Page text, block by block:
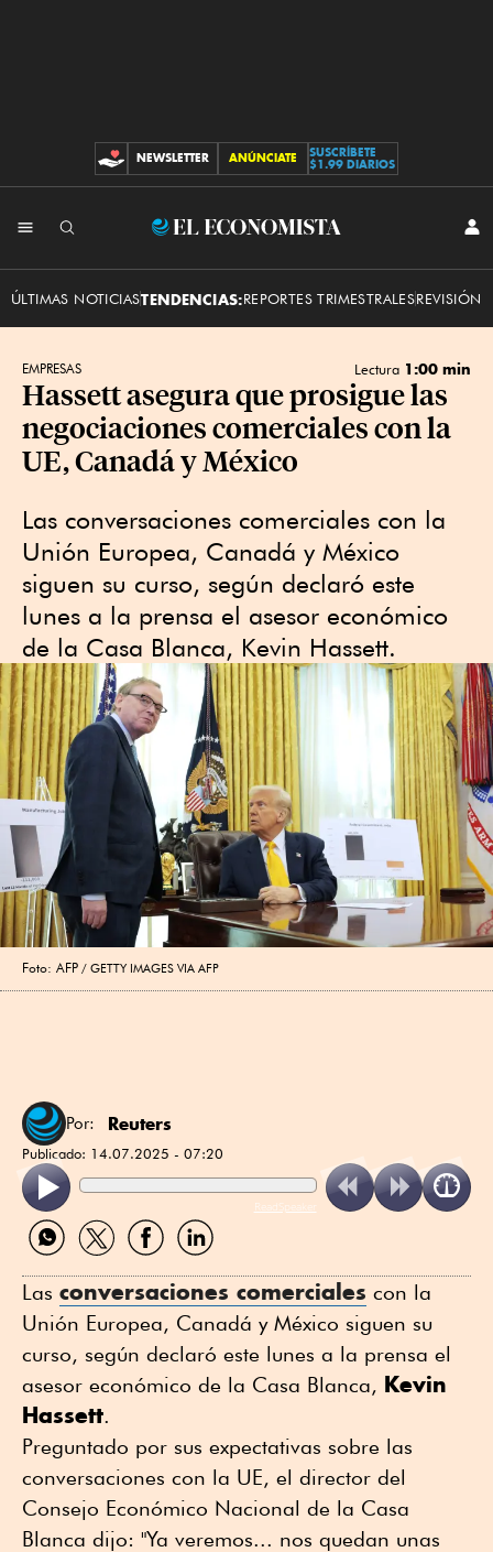
CONTRIBUCIONES
NEWSLETTER ANÚNCIATE
SUSCRÍBETE
$1.99 DIARIOS
El
ÚLTIMAS NOTICIASTENDENCIAS:REPORTES TRIMESTRALESREVISIÓN
EMPRESAS Lectura 1:00 min
Hassett asegura que prosigue las
negociaciones comerciales con la
UE, Canadá y México
Las conversaciones comerciales con la
Unión Europea, Canadá y México
siguen su curso, según declaró este
lunes a la prensa el asesor económico
de la Casa Blanca, Kevin Hassett.
Foto: AFP GETTY IMAGES VIA AFP
Por: Reuters
Publicado: 14.07.2025 - 07:20
ReadSpeaker
Compartir
por
Compartir
por
Compartir
por
Compartir
por
Las conversaciones comerciales con la
Unión Europea, Canadá y México siguen su
curso, según declaró este lunes a la prensa el
asesor económico de la Casa Blanca, Kevin
Hassett.
Preguntado por sus expectativas sobre las
conversaciones con la UE, el director del
Consejo Económico Nacional de la Casa
Blanca dijo: "Ya veremos... nos quedan unas